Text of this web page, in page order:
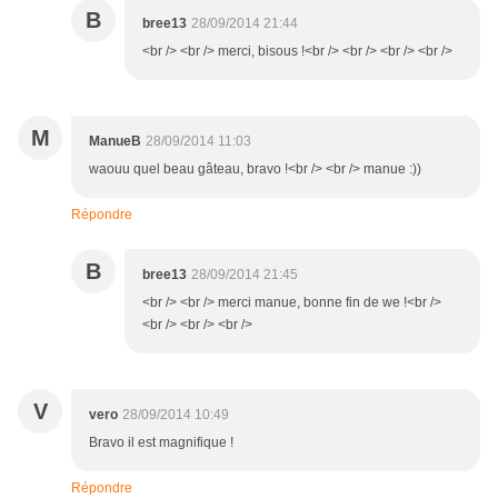
B bree13 28/09/2014 21:44
<br /> <br /> merci, bisous !<br /> <br /> <br /> <br />
M ManueB 28/09/2014 11:03
waouu quel beau gâteau, bravo !<br /> <br /> manue :))
Répondre
B bree13 28/09/2014 21:45
<br /> <br /> merci manue, bonne fin de we !<br />
<br /> <br /> <br />
V vero 28/09/2014 10:49
Bravo il est magnifique !
Répondre